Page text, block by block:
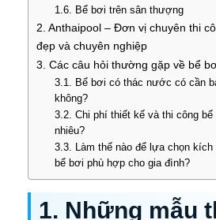
1.6. Bể bơi trên sân thượng
2. Anthaipool – Đơn vị chuyên thi
đẹp và chuyên nghiệp
3. Các câu hỏi thường gặp về bể
3.1. Bể bơi có thác nước có cần
không?
3.2. Chi phí thiết kế và thi công bể
nhiêu?
3.3. Làm thế nào để lựa chọn
bể bơi phù hợp cho gia đình?
1. Những mẫu